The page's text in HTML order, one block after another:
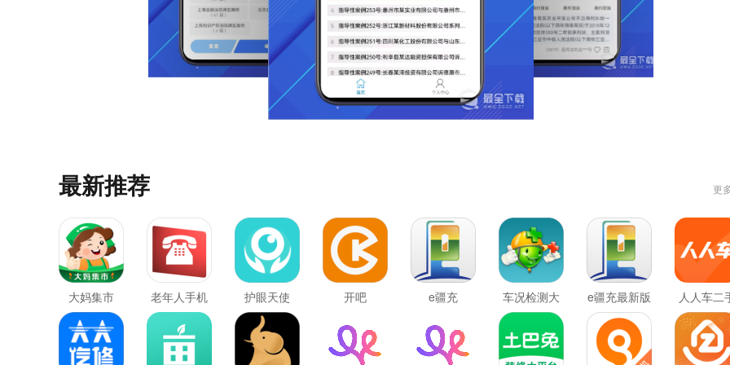
最新推荐 更
大妈集市 老年人手机 护眼天使 开吧 e疆充
车况检测大
师最新版
e疆充最新版
人人车二
车